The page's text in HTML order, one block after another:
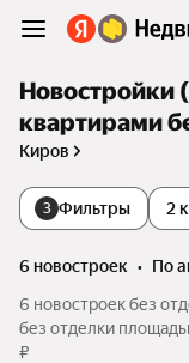
Новостройки
квартирами
Киров
3 Фильтры 2
6 новостроек •
по
6 новостроек без
без отделки
₽